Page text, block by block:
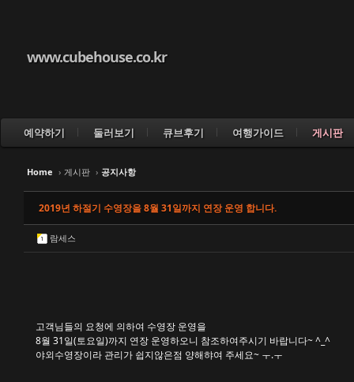
www.cubehouse.co.kr
예약하기 둘러보기 큐브후기 여행가이드 게시판
Home › 게시판 › 공지사항
2019년 하절기 수영장을 8월 31일까지 연장 운영 합니다.
람세스
고객님들의 요청에 의하여 수영장 운영을
8월 31일(토요일)까지 연장 운영하오니 참조하여주시기 바랍니다~ ^_^
야외수영장이라 관리가 쉽지않은점 양해햐여 주세요~ ㅜ.ㅜ